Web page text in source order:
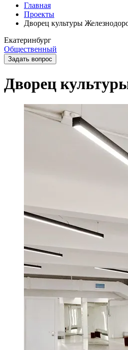
Главная
Проекты
Дворец культуры
Екатеринбург
Общественный
Задать вопрос
Дворец